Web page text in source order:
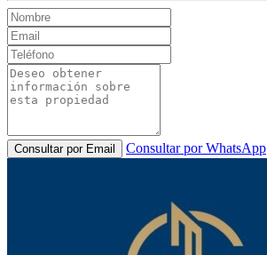
Consultar por Email Consultar por WhatsApp